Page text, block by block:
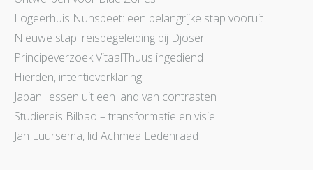
Logeerhuis Nunspeet: een belangrijke stap vooruit
Nieuwe stap: reisbegeleiding bij Djoser
Principeverzoek VitaalThuus ingediend
Hierden, intentieverklaring
Japan: lessen uit een land van contrasten
Studiereis Bilbao – transformatie en visie
Jan Luursema, lid Achmea Ledenraad